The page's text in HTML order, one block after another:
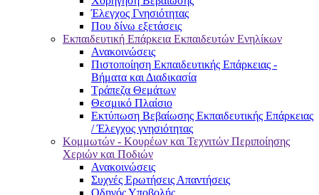
Έλεγχος Γνησιότητας
Που δίνω εξετάσεις
Εκπαιδευτική Επάρκεια Εκπαιδευτών Ενηλίκων
Ανακοινώσεις
Πιστοποίηση Εκπαιδευτικής Επάρκειας -
Βήματα και Διαδικασία
Τράπεζα Θεμάτων
Θεσμικό Πλαίσιο
Εκτύπωση Βεβαίωσης Εκπαιδευτικής Επάρκειας
/ Έλεγχος γνησιότητας
Κομμωτών - Κουρέων και Τεχνιτών Περιποίησης
Χεριών και Ποδιών
Ανακοινώσεις
Συχνές Ερωτήσεις Απαντήσεις
Οδηγός Υποβολής